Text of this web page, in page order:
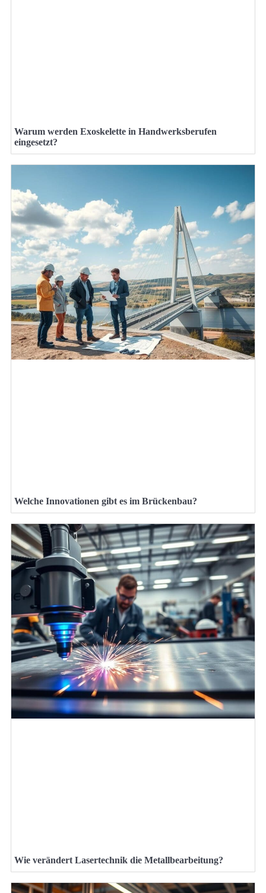
Warum werden Exoskelette in Handwerksberufen
eingesetzt?
Welche Innovationen gibt es im Brückenbau?
Wie verändert Lasertechnik die Metallbearbeitung?